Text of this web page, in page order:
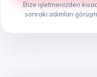
Bize işletmenizden
sonraki adımları